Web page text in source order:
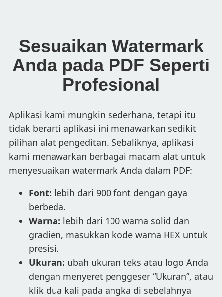
Sesuaikan Watermark
Anda pada PDF Seperti
Profesional
Aplikasi kami mungkin sederhana, tetapi itu
tidak berarti aplikasi ini menawarkan sedikit
pilihan alat pengeditan. Sebaliknya, aplikasi
kami menawarkan berbagai macam alat untuk
menyesuaikan watermark Anda dalam PDF:
Font: lebih dari 900 font dengan gaya
berbeda.
Warna: lebih dari 100 warna solid dan
gradien, masukkan kode warna HEX untuk
presisi.
Ukuran: ubah ukuran teks atau logo Anda
dengan menyeret penggeser “Ukuran”, atau
klik dua kali pada angka di sebelahnya